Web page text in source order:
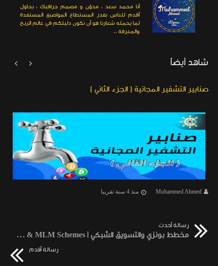
أنا محمد سعد ، مدوّن و مصمم جرافيك ، بحاول
أقدم للناس بقدر المستطاع المواضيع المستفدة
لما يحمله شعارنا هو أن نكون دليلكم في عالم الربح
والمعرفة ..
شاهد أيضاً
صنابير التشفير المجانية ( الجزء الثاني )
Muhammed Ahmed منذ 4 سنة تقريبا


رسالة أحدث
مخطط بونزي والتسويق الشبكي | Ponzi & MLM Schemes
رسالة أقدم